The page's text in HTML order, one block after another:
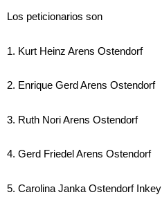
Los peticionarios son
1. Kurt Heinz Arens Ostendorf
2. Enrique Gerd Arens Ostendorf
3. Ruth Nori Arens Ostendorf
4. Gerd Friedel Arens Ostendorf
5. Carolina Janka Ostendorf Inkey